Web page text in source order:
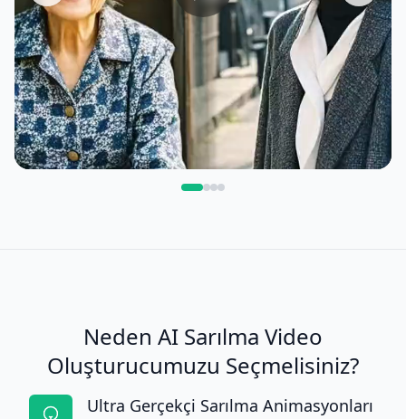
Neden AI Sarılma Video
Oluşturucumuzu Seçmelisiniz?
Ultra Gerçekçi Sarılma Animasyonları